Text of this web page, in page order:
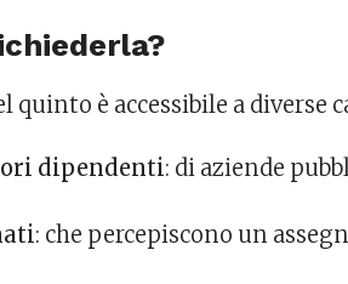
quinto è accessibile a diverse
dipendenti: di aziende
: che percepiscono un